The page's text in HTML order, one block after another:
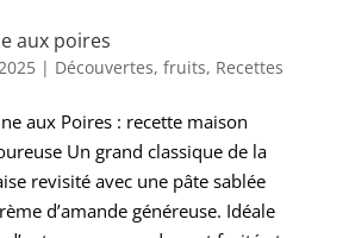
aux poires
| Découvertes, fruits, Recettes
aux Poires : recette maison
Un grand classique de la
revisité avec une pâte sablée
d’amande généreuse. Idéale